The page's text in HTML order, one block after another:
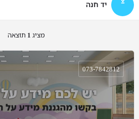
יד חנה
מציג 1 תוצאה
073-7842812